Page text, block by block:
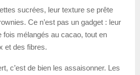
sucrées, leur texture se prête
Ce n’est pas un gadget : leur
fois mélangés au cacao, tout en
et des fibres.
c’est de bien les assaisonner. Les